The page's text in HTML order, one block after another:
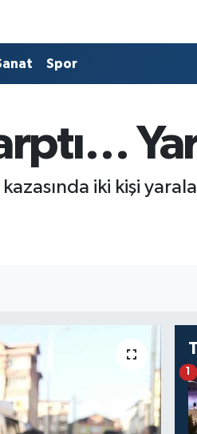
Spor
iki kişi
1